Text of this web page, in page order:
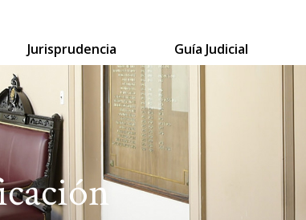
Jurisprudencia Guía Judicial